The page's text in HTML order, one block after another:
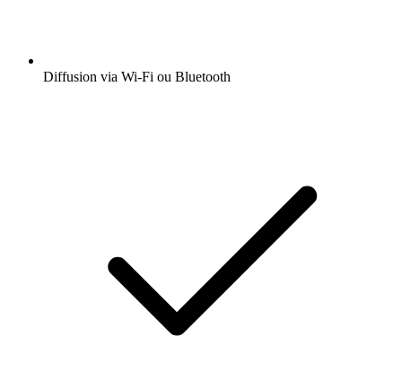
Diffusion via Wi-Fi ou Bluetooth